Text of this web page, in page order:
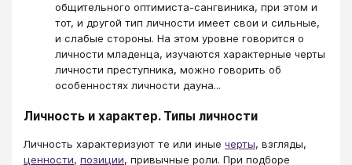
общительного оптимиста-сангвиника, при этом и
тот, и другой тип личности имеет свои и сильные,
и слабые стороны. На этом уровне говорится о
личности младенца, изучаются характерные черты
личности преступника, можно говорить об
особенностях личности дауна...
Личность и характер. Типы личности
Личность характеризуют те или иные черты, взгляды,
ценности, позиции, привычные роли. При подборе